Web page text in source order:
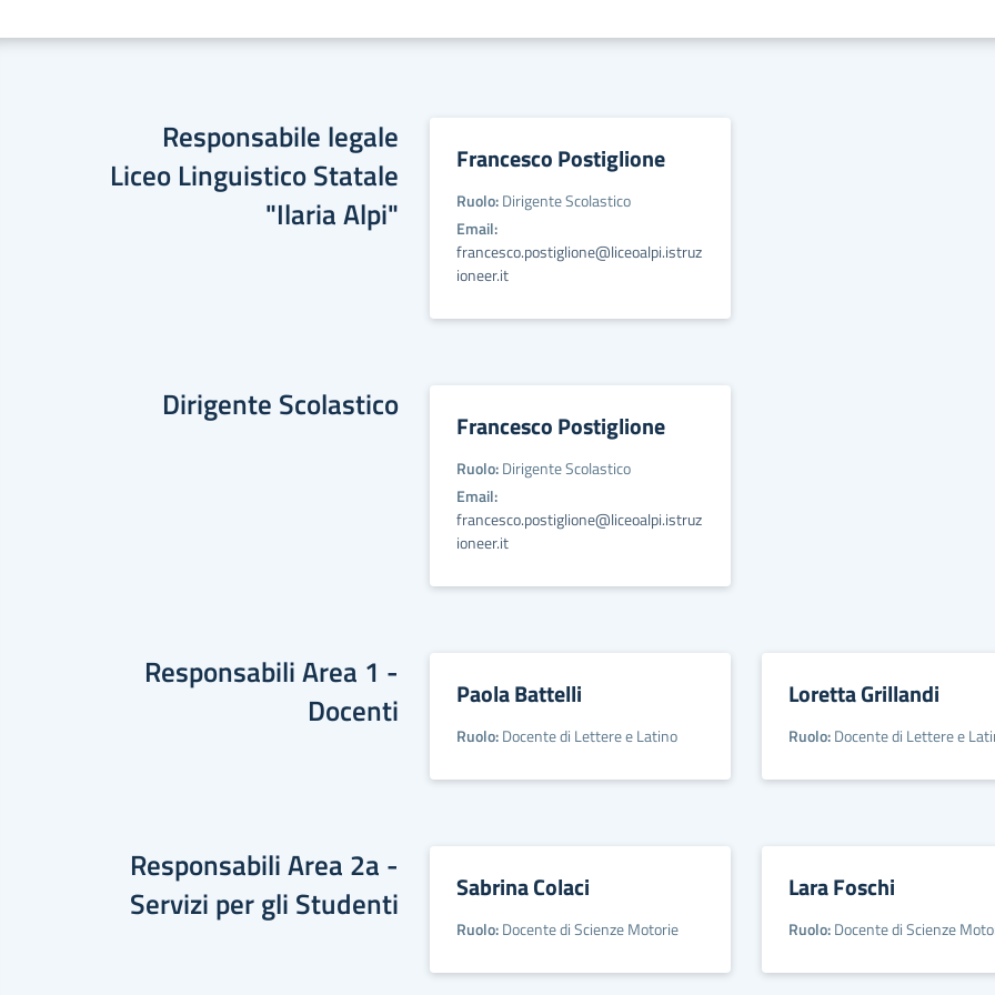
Responsabile legale
Liceo Linguistico Statale
"Ilaria Alpi"
Francesco Postiglione
Ruolo:Dirigente Scolastico
Email:
francesco.postiglione@liceoalpi.istruz
ioneer.it
Dirigente Scolastico
Francesco Postiglione
Ruolo:Dirigente Scolastico
Email:
francesco.postiglione@liceoalpi.istruz
ioneer.it
Responsabili Area 1 -
Docenti
Paola Battelli
Ruolo:Docente di Lettere e Latino
Loretta Grillandi
Ruolo:Docente di Lettere e
Responsabili Area 2a -
Servizi per gli Studenti
Sabrina Colaci
Ruolo:Docente di Scienze Motorie
Lara Foschi
Ruolo:Docente di Scienze